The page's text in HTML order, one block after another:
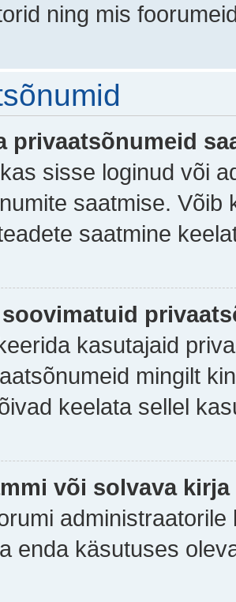
ning mis
privaatsõnumeid
sisse loginud või
saatmise. Võib
saatmine
soovimatuid
kasutajaid
mingilt
keelata sellel
või solvava
enda käsutuses